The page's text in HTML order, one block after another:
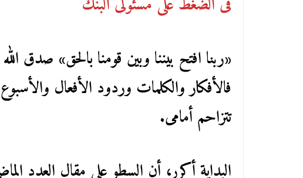
«ربنا افتح بيننا وبين قومنا بالحق» صدق
فالأفكار والكلمات وردود الأفعال
تتزاحم أمامى.
البداية أكرر، أن السطو على مقال العدد